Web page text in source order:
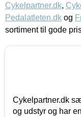
Cykelpartner.dk,
Pedalatleten.dk og
sortiment til gode
Cykelpartner.dk
og udstyr og har